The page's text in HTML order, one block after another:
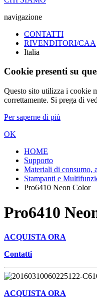
navigazione
CONTATTI
RIVENDITORI/CAA
Italia
Cookie presenti su
Questo sito utilizza i cookie
correttamente. Si prega di
Per saperne di più
OK
HOME
Supporto
Materiali di consumo,
Stampanti e
Pro6410 Neon Color
Pro6410
ACQUISTA ORA
Contatti
ACQUISTA ORA